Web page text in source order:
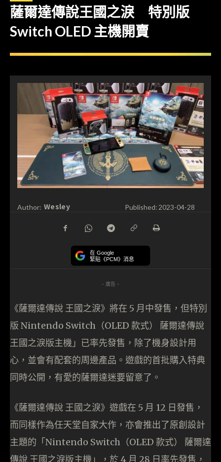
薩爾達傳說王國之淚 特別版
Switch OLED 主機開賣
Author: Wesley Published: 2023-04-28
在 Google
緊貼《PCM》消息
- 廣告 -
《薩爾達傳說 王國之淚》將在 5 月中發售，但特別
版 Nintendo Switch（OLED 款式） 薩爾達傳說
王國之淚版主機」已率先發售，除了機身設計用
心，並會有配套的周邊產品。遊戲的首批購入特典
同時公開，有愛的薩爾達迷要留意了。
《薩爾達傳說 王國之淚》遊戲在 5 月 12 日發售，
而同樣作為任天堂自家大作，亦會推出了原創設計
主題的「Nintendo Switch（OLED 款式） 薩爾達
傳說 王國之淚版主機」，於 4 月 28 日率先發售，